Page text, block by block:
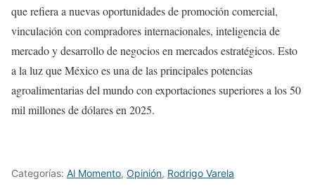
que refiera a nuevas oportunidades de promoción comercial,
vinculación con compradores internacionales, inteligencia de
mercado y desarrollo de negocios en mercados estratégicos. Esto
a la luz que México es una de las principales potencias
agroalimentarias del mundo con exportaciones superiores a los 50
mil millones de dólares en 2025.
Categorías: Al Momento, Opinión, Rodrigo Varela